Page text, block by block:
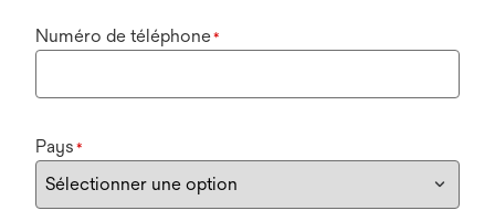
Numéro de téléphone*
Pays *